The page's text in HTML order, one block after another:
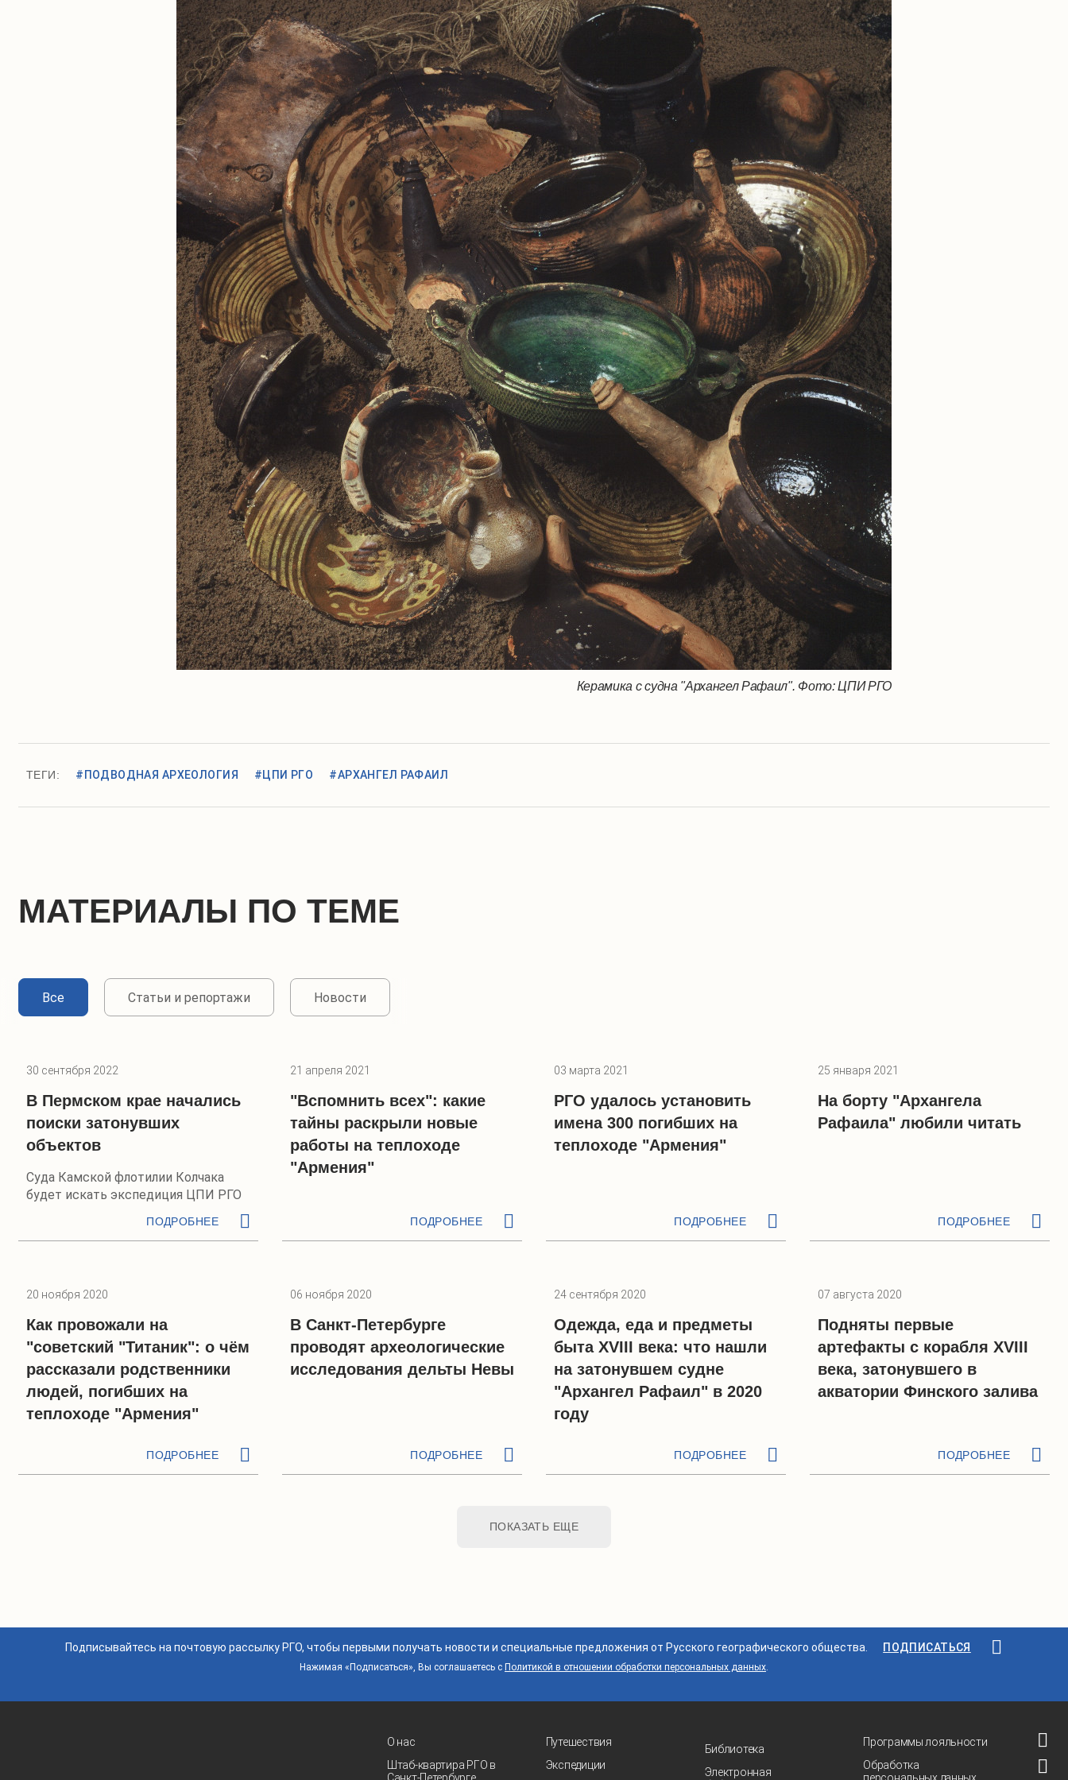
Керамика с судна "Архангел Рафаил". Фото: ЦПИ РГО
ТЕГИ: #ПОДВОДНАЯ АРХЕОЛОГИЯ #ЦПИ РГО #АРХАНГЕЛ РАФАИЛ
МАТЕРИАЛЫ ПО ТЕМЕ
Все Статьи и репортажи Новости
30 сентября 2022
В Пермском крае начались
поиски затонувших
объектов
Суда Камской флотилии Колчака
будет искать экспедиция ЦПИ РГО
ПОДРОБНЕЕ
21 апреля 2021
"Вспомнить всех": какие
тайны раскрыли новые
работы на теплоходе
"Армения"
ПОДРОБНЕЕ
03 марта 2021
РГО удалось установить
имена 300 погибших на
теплоходе "Армения"
ПОДРОБНЕЕ
25 января 2021
На борту "Архангела
Рафаила" любили читать
ПОДРОБНЕЕ
20 ноября 2020
Как провожали на
"советский "Титаник": о чём
рассказали родственники
людей, погибших на
теплоходе "Армения"
ПОДРОБНЕЕ
06 ноября 2020
В Санкт-Петербурге
проводят археологические
исследования дельты Невы
ПОДРОБНЕЕ
24 сентября 2020
Одежда, еда и предметы
быта XVIII века: что нашли
на затонувшем судне
"Архангел Рафаил" в 2020
году
ПОДРОБНЕЕ
07 августа 2020
Подняты первые
артефакты с корабля XVIII
века, затонувшего в
акватории Финского залива
ПОДРОБНЕЕ
ПОКАЗАТЬ ЕЩЕ
Подписывайтесь на почтовую рассылку РГО, чтобы первыми получать новости и специальные предложения от Русского географического общества. ПОДПИСАТЬСЯ
Нажимая «Подписаться», Вы соглашаетесь с Политикой в отношении обработки персональных данных.
О нас
Штаб-квартира РГО в
Санкт‑Петербурге
Путешествия
Экспедиции
Библиотека
Электронная
Программы лояльности
Обработка
персональных данных